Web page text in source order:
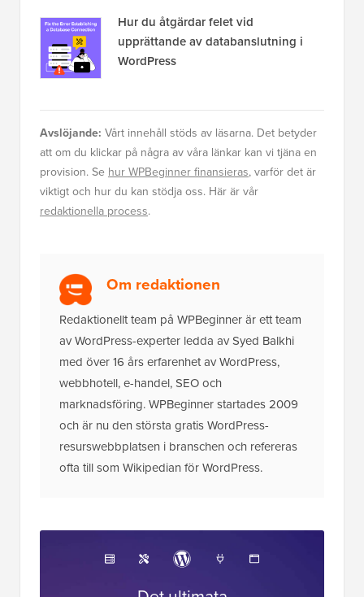
Hur du åtgärdar felet vid
upprättande av databanslutning i
WordPress
Avslöjande: Vårt innehåll stöds av läsarna. Det betyder
att om du klickar på några av våra länkar kan vi tjäna en
provision. Se hur WPBeginner finansieras, varför det är
viktigt och hur du kan stödja oss. Här är vår
redaktionella process.
Om redaktionen
Redaktionellt team på WPBeginner är ett team
av WordPress-experter ledda av Syed Balkhi
med över 16 års erfarenhet av WordPress,
webbhotell, e-handel, SEO och
marknadsföring. WPBeginner startades 2009
och är nu den största gratis WordPress-
resurswebbplatsen i branschen och refereras
ofta till som Wikipedian för WordPress.